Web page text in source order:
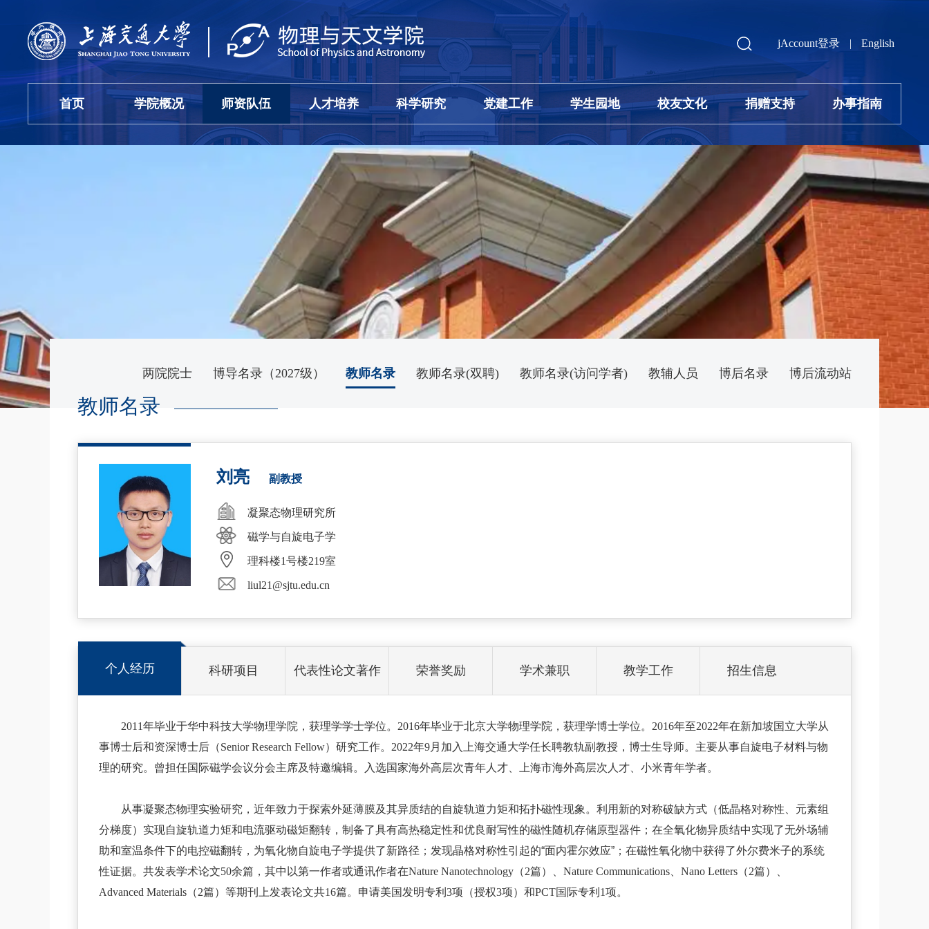
jAccount登录 | English
首页 学院概况 师资队伍 人才培养 科学研究 党建工作 学生园地 校友文化 捐赠支持 办事指南
两院院士 博导名录（2027级） 教师名录 教师名录(双聘) 教师名录(访问学者) 教辅人员 博后名录 博后流动站
教师名录
刘亮 副教授
凝聚态物理研究所
磁学与自旋电子学
理科楼1号楼219室
liul21@sjtu.edu.cn
个人经历 科研项目 代表性论文著作 荣誉奖励 学术兼职 教学工作 招生信息
2011年毕业于华中科技大学物理学院，获理学学士学位。2016年毕业于北京大学物理学院，获理学博士学位。2016年至2022年在新加坡国立大学从
事博士后和资深博士后（Senior Research Fellow）研究工作。2022年9月加入上海交通大学任长聘教轨副教授，博士生导师。主要从事自旋电子材料与物
理的研究。曾担任国际磁学会议分会主席及特邀编辑。入选国家海外高层次青年人才、上海市海外高层次人才、小米青年学者。
从事凝聚态物理实验研究，近年致力于探索外延薄膜及其异质结的自旋轨道力矩和拓扑磁性现象。利用新的对称破缺方式（低晶格对称性、元素组
分梯度）实现自旋轨道力矩和电流驱动磁矩翻转，制备了具有高热稳定性和优良耐写性的磁性随机存储原型器件；在全氧化物异质结中实现了无外场辅
助和室温条件下的电控磁翻转，为氧化物自旋电子学提供了新路径； 发现晶格对称性引起的“面内霍尔效应”； 在磁性氧化物中获得了外尔费米子的系统
性证据。共发表学术论文50余篇，其中以第一作者或通讯作者在Nature Nanotechnology（2篇）、Nature Communications、Nano Letters（2篇）、
Advanced Materials（2篇） 等期刊上发表论文共16篇。申请美国发明专利3项（授权3项）和PCT国际专利1项。